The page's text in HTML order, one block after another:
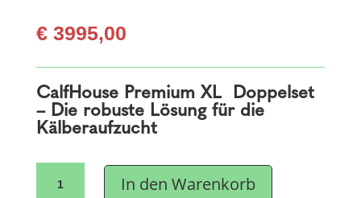
€3995,00
CalfHouse Premium XL Doppelset
– Die robuste Lösung für die
Kälberaufzucht
Premium
In den Warenkorb